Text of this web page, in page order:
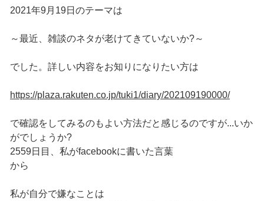
2021年9月19日のテーマは
～最近、雑談のネタが老けてきていないか?～
でした。詳しい内容をお知りになりたい方は
https://plaza.rakuten.co.jp/tuki1/diary/202109190000/
で確認をしてみるのもよい方法だと感じるのですが...いか
がでしょうか?
2559日目、私がfacebookに書いた言葉
から
私が自分で嫌なことは